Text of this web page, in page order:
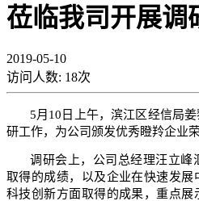
莅临我司开展调
2019-05-10
访问人数: 18次
5月10日上午，滨江区经信局
研工作，为公司颁发优秀瞪羚企业
调研会上，公司总经理汪立峰
取得的成绩，以及企业在快速发
科技创新方面取得的成果，重点